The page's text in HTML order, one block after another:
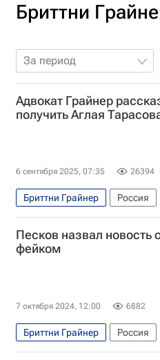
Бриттни
За период
Адвокат Грайнер
получить Аглая
6 сентября 2025, 07:35 26394
Бриттни Грайнер Россия
Аглая Тарасова
Песков назвал новость
фейком
7 октября 2024, 12:00 6882
Бриттни Грайнер Россия
Дмитрий Песков
ЛДПР